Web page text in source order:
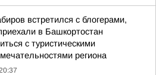
встретился с блогерами,
в Башкортостан
с туристическими
региона